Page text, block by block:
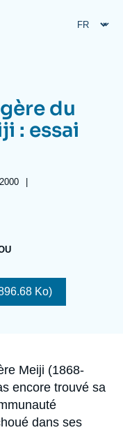
du
: essai
|
Ko)
Meiji (1868-
encore trouvé sa
dans ses